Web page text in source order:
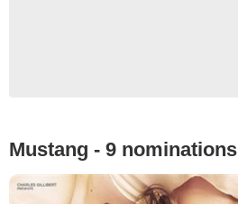
Mustang - 9 nominations